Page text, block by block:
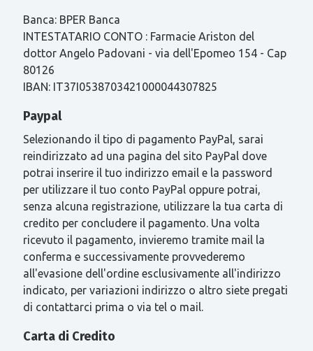
Banca: BPER Banca
INTESTATARIO CONTO : Farmacie Ariston del
dottor Angelo Padovani - via dell'Epomeo 154 - Cap
80126
IBAN: IT37I0538703421000044307825
Paypal
Selezionando il tipo di pagamento PayPal, sarai
reindirizzato ad una pagina del sito PayPal dove
potrai inserire il tuo indirizzo email e la password
per utilizzare il tuo conto PayPal oppure potrai,
senza alcuna registrazione, utilizzare la tua carta di
credito per concludere il pagamento. Una volta
ricevuto il pagamento, invieremo tramite mail la
conferma e successivamente provvederemo
all'evasione dell'ordine esclusivamente all'indirizzo
indicato, per variazioni indirizzo o altro siete pregati
di contattarci prima o via tel o mail.
Carta di Credito